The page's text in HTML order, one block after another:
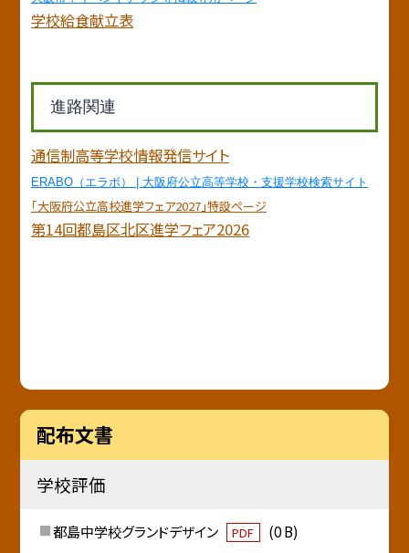
学校給食献立表
進路関連
通信制高等学校情報発信サイト
ERABO（エラボ） | 大阪府公立高等学校・支援学校検索サイト
「大阪府公立高校進学フェア2027」特設ページ
第14回都島区北区進学フェア2026
配布文書
学校評価
都島中学校グランドデザイン PDF
(0 B)